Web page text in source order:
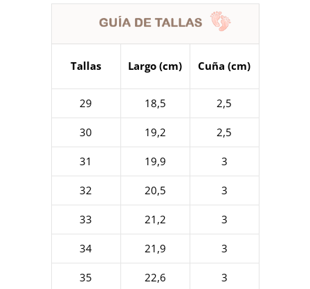
Tallas Largo (cm) Cuña (cm)
29 18,5 2,5
30 19,2 2,5
31 19,9 3
32 20,5 3
33 21,2 3
34 21,9 3
35 22,6 3